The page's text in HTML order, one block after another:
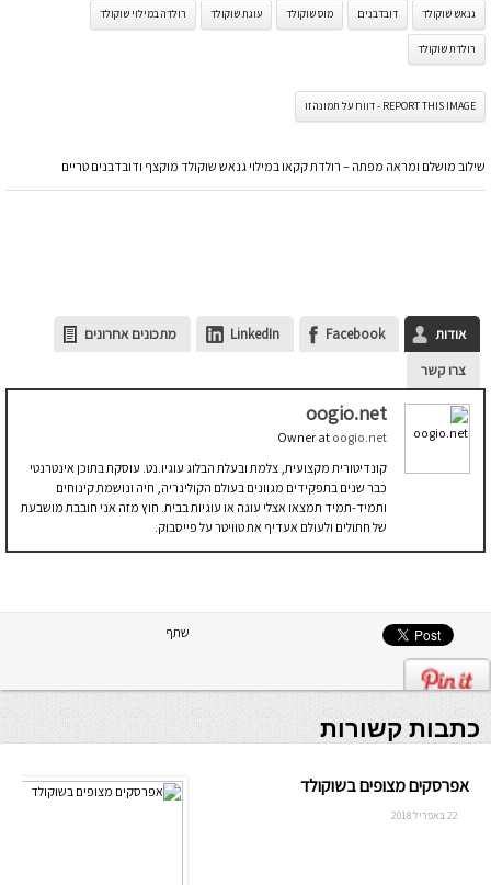
גנאש שוקולד דובדבנים מוס שוקולד עוגת שוקולד רולדה במילוי שוקולד
רולדת שוקולד
REPORT THIS IMAGE - דווח על תמונה זו
שילוב מושלם ומראה מפתה – רולדת קקאו במילוי גנאש שוקולד מוקצף ודובדבנים טריים
אודות Facebook
LinkedIn
מתכונים אחרונים
צרו קשר
oogio.net
Owner at oogio.net
קונדיטורית מקצועית, צלמת ובעלת הבלוג עוגיו.נט. עוסקת בתוכן אינטרנטי
כבר שנים בתפקידים מגוונים בעולם הקולינריה, חיה ונושמת קינוחים
ותמיד-תמיד תמצאו אצלי עוגה או עוגיות בבית. חוץ מזה אני חובבת מושבעת
של חתולים ולעולם אעדיף את טוויטר על פייסבוק.
שתף
כתבות קשורות
אפרסקים מצופים בשוקולד
22 באפריל 2018